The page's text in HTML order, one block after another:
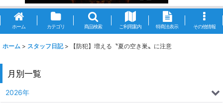
ホーム カテゴリ 商品検索 ご利用案内 特商法表示 その他情報
ホーム > スタッフ日記 > 【防犯】増える〝夏の空き巣〟に注意
月別一覧
2026年